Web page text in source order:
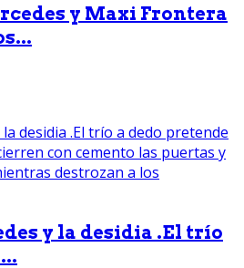
y Maxi Frontera
y la desidia .El trío